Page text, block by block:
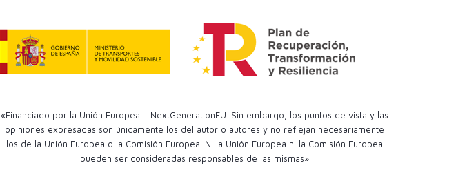
«Financiado por la Unión Europea – NextGenerationEU. Sin embargo, los puntos de vista y las
opiniones expresadas son únicamente los del autor o autores y no reflejan necesariamente
los de la Unión Europea o la Comisión Europea. Ni la Unión Europea ni la Comisión Europea
pueden ser consideradas responsables de las mismas»